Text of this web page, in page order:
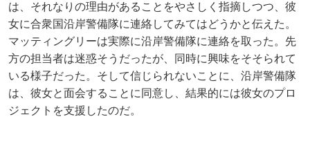
は、それなりの理由があることをやさしく指摘しつつ、彼
女に合衆国沿岸警備隊に連絡してみてはどうかと伝えた。
マッティングリーは実際に沿岸警備隊に連絡を取った。先
方の担当者は迷惑そうだったが、同時に興味をそそられて
いる様子だった。そして信じられないことに、沿岸警備隊
は、彼女と面会することに同意し、結果的には彼女のプロ
ジェクトを支援したのだ。